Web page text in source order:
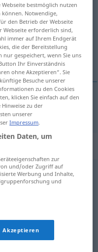
antippen)
,ordinär,obszön
bestmöglich nutzen
Notwendige,
den Betrieb der Webseite
Webseite erforderlich sind,
immer auf Ihrem Endgerät
die der Bereitstellung
gespeichert, wenn Sie uns
Ihr Einverständnis
ohne Akzeptieren“. Sie
Besuche unserer
zu den Cookies
klicken Sie einfach auf den
zu der
unserer
Impressum.
Daten, um
zur
und/oder Zugriff auf
Werbung und Inhalte,
und
Akzeptieren